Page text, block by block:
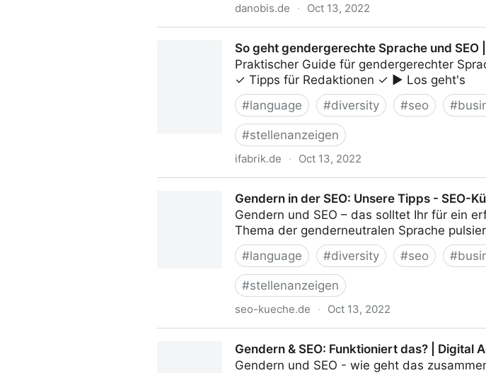
danobis.de · Oct 13, 2022
So geht gendergerechte Sprache und
Praktischer Guide für gendergerechter
✓ Tipps für Redaktionen ✓ ► Los geht's
#language #diversity #seo #
#stellenanzeigen
ifabrik.de · Oct 13, 2022
Gendern in der SEO: Unsere Tipps - SEO-
Gendern und SEO – das solltet Ihr für ein
Thema der genderneutralen Sprache
#language #diversity #seo #
#stellenanzeigen
seo-kueche.de · Oct 13, 2022
Gendern & SEO: Funktioniert das? | Digital
Gendern und SEO - wie geht das